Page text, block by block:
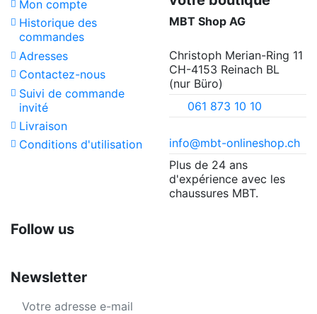
Mon compte
Historique des
commandes
Adresses
Contactez-nous
Suivi de commande
invité
Livraison
Conditions d'utilisation
MBT Shop AG
Christoph Merian-Ring 11
CH-4153 Reinach BL
(nur Büro)
061 873 10 10
info@mbt-onlineshop.ch
Plus de 24 ans
d'expérience avec les
chaussures MBT.
Follow us
Newsletter